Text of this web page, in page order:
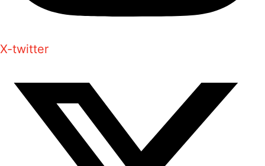
X-twitter